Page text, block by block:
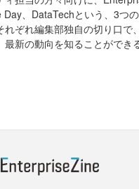
、DataTechという、3つ
れぞれ編集部独自の切り口で
最新の動向を知ることができ